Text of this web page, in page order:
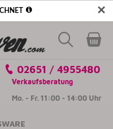
✕
02651 / 4955480
Verkaufsberatung
Mo. - Fr. 11:00 - 14:00 Uhr